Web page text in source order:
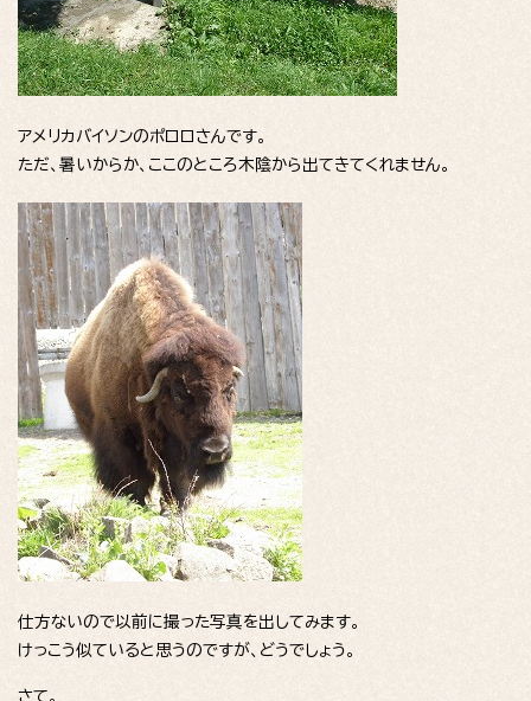
アメリカバイソンのポロロさんです。
ただ、暑いからか、ここのところ木陰から出てきてくれません。
仕方ないので以前に撮った写真を出してみます。
けっこう似ていると思うのですが、どうでしょう。
さて。